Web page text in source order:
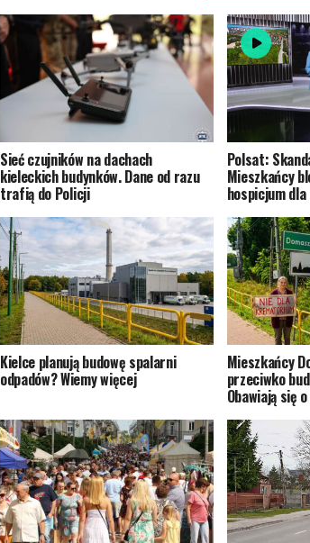
Sieć czujników na dachach
kieleckich budynków. Dane od razu
trafią do Policji
Polsat:
Mieszkańcy
hospicjum dla
Kielce planują budowę spalarni
odpadów? Wiemy więcej
Mieszkańcy
przeciwko
Obawiają się